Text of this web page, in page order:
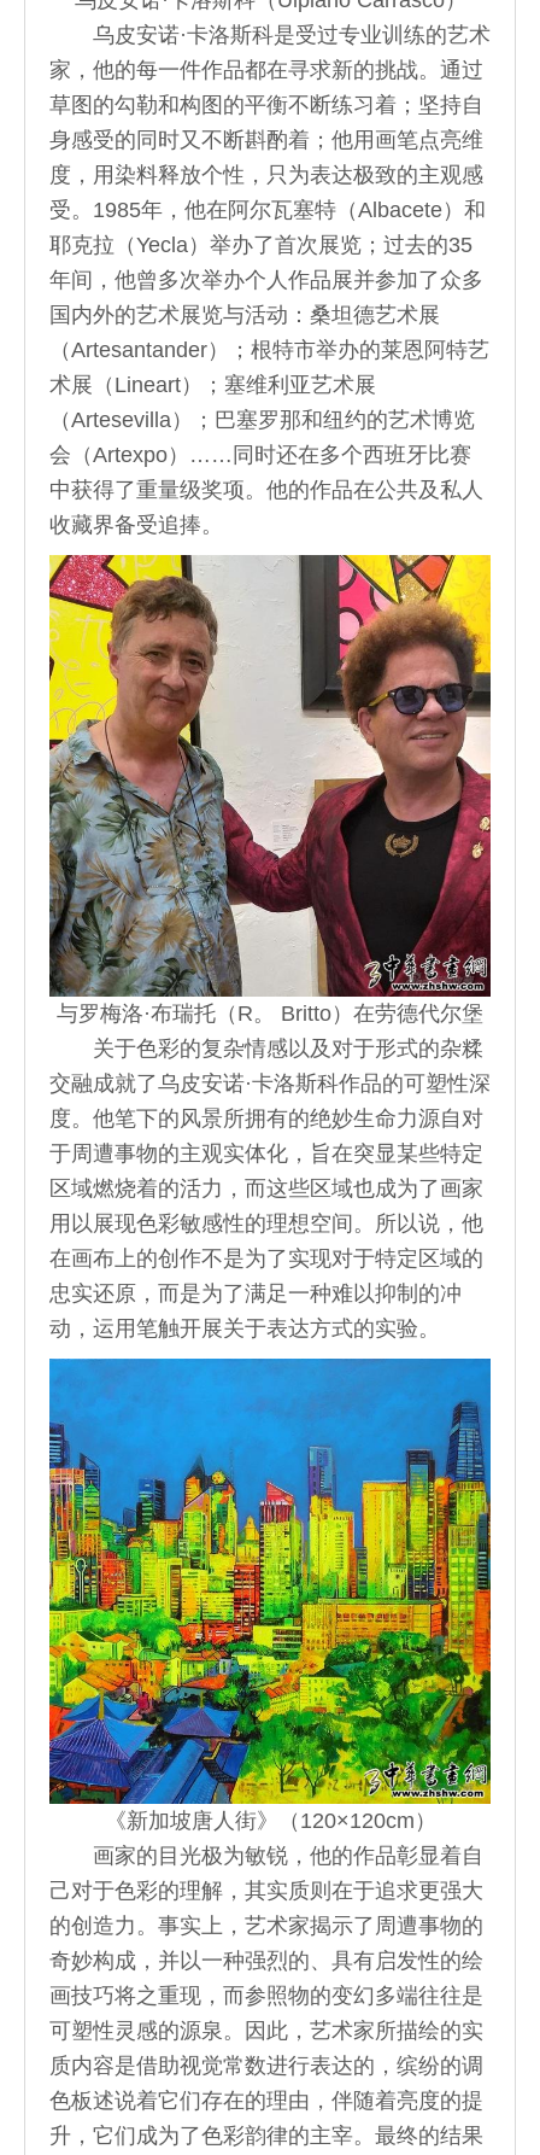
乌皮安诺·卡洛斯科是受过专业训练的艺术
家，他的每一件作品都在寻求新的挑战。通过
草图的勾勒和构图的平衡不断练习着；坚持自
身感受的同时又不断斟酌着；他用画笔点亮维
度，用染料释放个性，只为表达极致的主观感
受。1985年，他在阿尔瓦塞特（Albacete）和
耶克拉（Yecla）举办了首次展览；过去的35
年间，他曾多次举办个人作品展并参加了众多
国内外的艺术展览与活动：桑坦德艺术展
（Artesantander）；根特市举办的莱恩阿特艺
术展（Lineart）；塞维利亚艺术展
（Artesevilla）；巴塞罗那和纽约的艺术博览
会（Artexpo）……同时还在多个西班牙比赛
中获得了重量级奖项。他的作品在公共及私人
收藏界备受追捧。
与罗梅洛·布瑞托（R。 Britto）在劳德代尔堡
关于色彩的复杂情感以及对于形式的杂糅
交融成就了乌皮安诺·卡洛斯科作品的可塑性深
度。他笔下的风景所拥有的绝妙生命力源自对
于周遭事物的主观实体化，旨在突显某些特定
区域燃烧着的活力，而这些区域也成为了画家
用以展现色彩敏感性的理想空间。所以说，他
在画布上的创作不是为了实现对于特定区域的
忠实还原，而是为了满足一种难以抑制的冲
动，运用笔触开展关于表达方式的实验。
《新加坡唐人街》（120×120cm）
画家的目光极为敏锐，他的作品彰显着自
己对于色彩的理解，其实质则在于追求更强大
的创造力。事实上，艺术家揭示了周遭事物的
奇妙构成，并以一种强烈的、具有启发性的绘
画技巧将之重现，而参照物的变幻多端往往是
可塑性灵感的源泉。因此，艺术家所描绘的实
质内容是借助视觉常数进行表达的，缤纷的调
色板述说着它们存在的理由，伴随着亮度的提
升，它们成为了色彩韵律的主宰。最终的结果